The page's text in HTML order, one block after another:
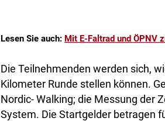
Lesen Sie auch: Mit E-Faltrad und ÖPNV
Die Teilnehmenden werden sich,
Kilometer Runde stellen können.
Nordic- Walking; die Messung der
System. Die Startgelder betragen